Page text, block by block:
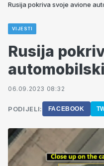
Rusija pokriva svoje avione
VIJESTI
Rusija
06.09.2023 08:32
PODIJELI: FACEBOOK